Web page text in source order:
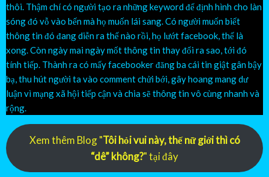
thôi. Thậm chí có người tạo ra những keyword để định hình cho làn
sóng đó vỗ vào bến mà họ muốn lái sang. Có người muốn biết
thông tin đó đang diễn ra thế nào rồi, họ lướt facebook, thế là
xong. Còn ngày mai ngày mốt thông tin thay đổi ra sao, tới đó
tính tiếp. Thành ra có mấy facebooker đăng ba cái tin giật gân bậy
bạ, thu hút người ta vào comment chửi bới, gây hoang mang dư
luận vì mạng xã hội tiếp cận và chia sẽ thông tin vô cùng nhanh và
rộng.
Xem thêm Blog "Tôi hỏi vui này, thế nữ giới thì có
“dê” không?" tại đây